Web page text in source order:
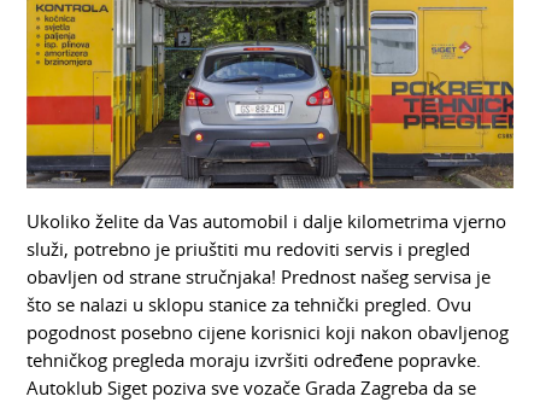
Ukoliko želite da Vas automobil i dalje kilometrima vjerno
služi, potrebno je priuštiti mu redoviti servis i pregled
obavljen od strane stručnjaka! Prednost našeg servisa je
što se nalazi u sklopu stanice za tehnički pregled. Ovu
pogodnost posebno cijene korisnici koji nakon obavljenog
tehničkog pregleda moraju izvršiti određene popravke.
Autoklub Siget poziva sve vozače Grada Zagreba da se